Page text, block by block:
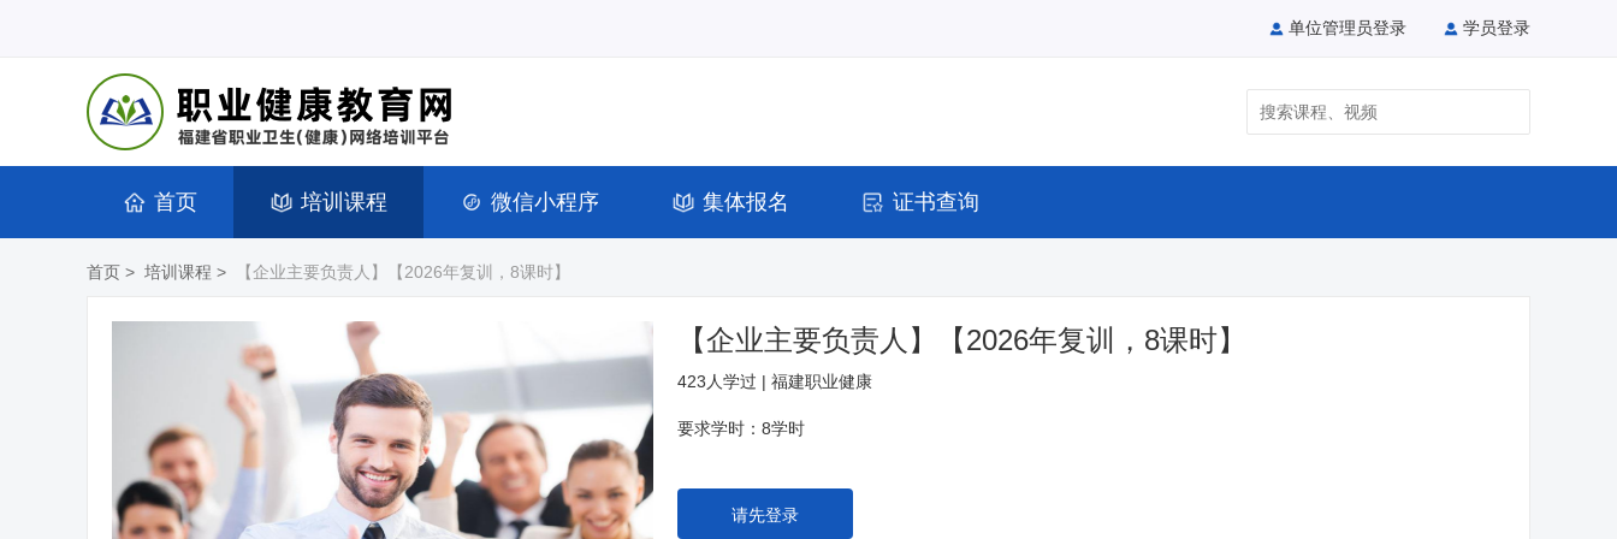
单位管理员登录 学员登录
首页 培训课程 微信小程序 集体报名 证书查询
首页 > 培训课程 > 【企业主要负责人】【2026年复训，8课时】
【企业主要负责人】【2026年复训，8课时】
423人学过 | 福建职业健康
要求学时：8学时
请先登录